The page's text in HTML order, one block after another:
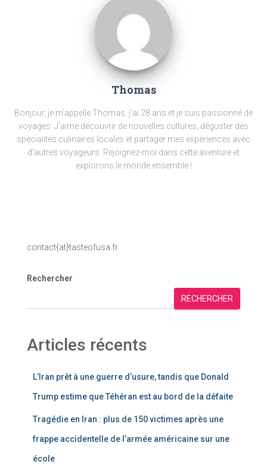
Thomas
Bonjour, je m'appelle Thomas, j'ai 28 ans et je suis passionné de
voyages. J'aime découvrir de nouvelles cultures, déguster des
spécialités culinaires locales et partager mes expériences avec
d'autres voyageurs. Rejoignez-moi dans cette aventure et
explorons le monde ensemble !
contact{at}tasteofusa.fr
Rechercher
RECHERCHER
Articles récents
L’Iran prêt à une guerre d’usure, tandis que Donald
Trump estime que Téhéran est au bord de la défaite
Tragédie en Iran : plus de 150 victimes après une
frappe accidentelle de l’armée américaine sur une
école